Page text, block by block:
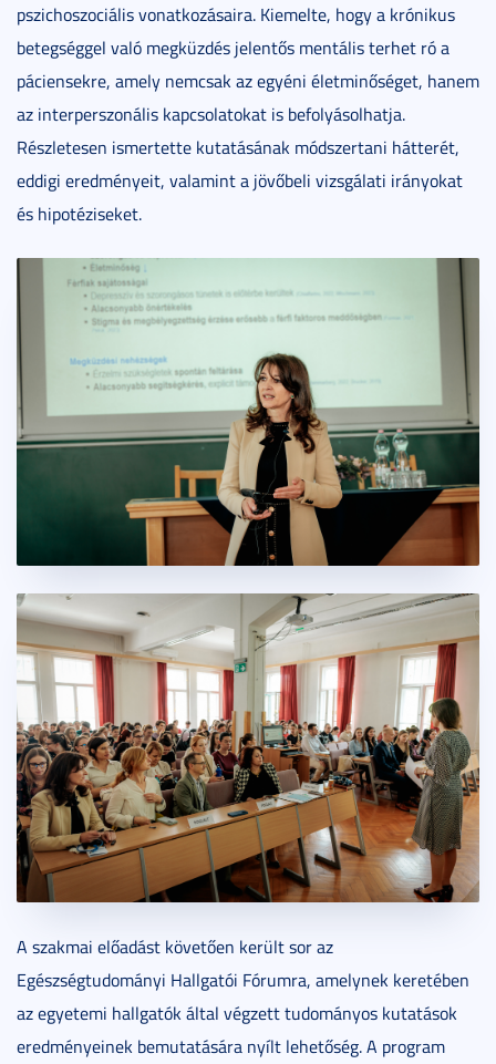
pszichoszociális vonatkozásaira. Kiemelte, hogy a krónikus
betegséggel való megküzdés jelentős mentális terhet ró a
páciensekre, amely nemcsak az egyéni életminőséget, hanem
az interperszonális kapcsolatokat is befolyásolhatja.
Részletesen ismertette kutatásának módszertani hátterét,
eddigi eredményeit, valamint a jövőbeli vizsgálati irányokat
és hipotéziseket.
A szakmai előadást követően került sor az
Egészségtudományi Hallgatói Fórumra, amelynek keretében
az egyetemi hallgatók által végzett tudományos kutatások
eredményeinek bemutatására nyílt lehetőség. A program